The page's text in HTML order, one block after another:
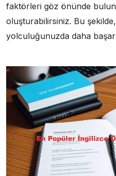
faktörleri göz önünde
oluşturabilirsiniz. Bu
yolculuğunuzda daha